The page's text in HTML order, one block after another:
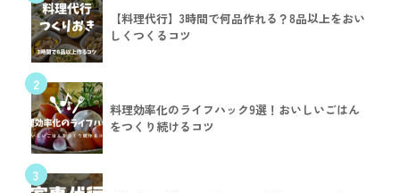
【料理代行】3時間で何品作れる？8品以上をおい
しくつくるコツ
2
料理効率化のライフハック9選！おいしいごはん
をつくり続けるコツ
3